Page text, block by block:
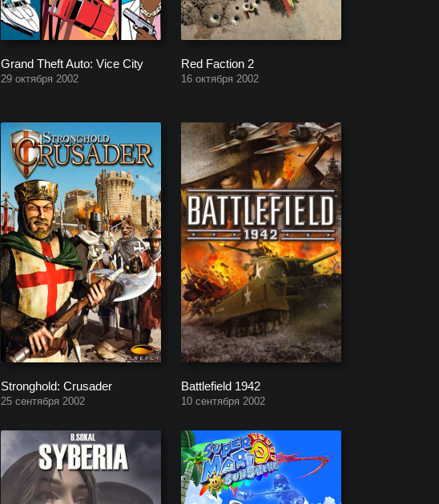
Grand Theft Auto: Vice City
29 октября 2002
Red Faction 2
16 октября 2002
Stronghold: Crusader
25 сентября 2002
Battlefield 1942
10 сентября 2002